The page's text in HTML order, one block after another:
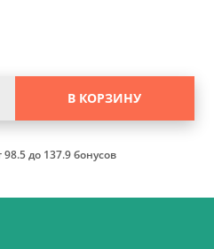
В КОРЗИНУ
98.5 до 137.9 бонусов